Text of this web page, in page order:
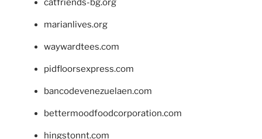
catfriends-bg.org
marianlives.org
waywardtees.com
pidfloorsexpress.com
bancodevenezuelaen.com
bettermoodfoodcorporation.com
hingstonnt.com